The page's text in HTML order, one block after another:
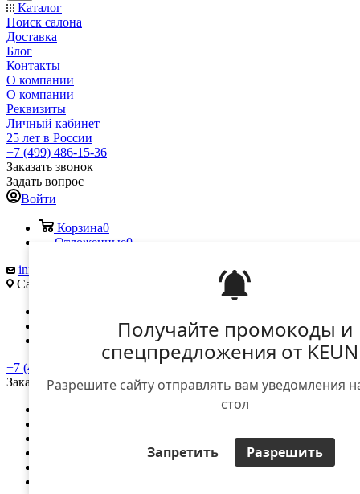
Получайте промокоды и
спецпредложения от
Разрешите сайту отправлять вам уведомления
стол
Запретить Разрешить
Каталог
Поиск салона
Доставка
Блог
Контакты
О компании
О компании
Реквизиты
Личный кабинет
25 лет в России
+7 (499) 486-15-36
Заказать звонок
Задать вопрос
Войти
Корзина0
Отложенные0
info@keune.ru
Саморы Машела ул., д. 5А
+7 (499) 486-15-36
Заказать звонок